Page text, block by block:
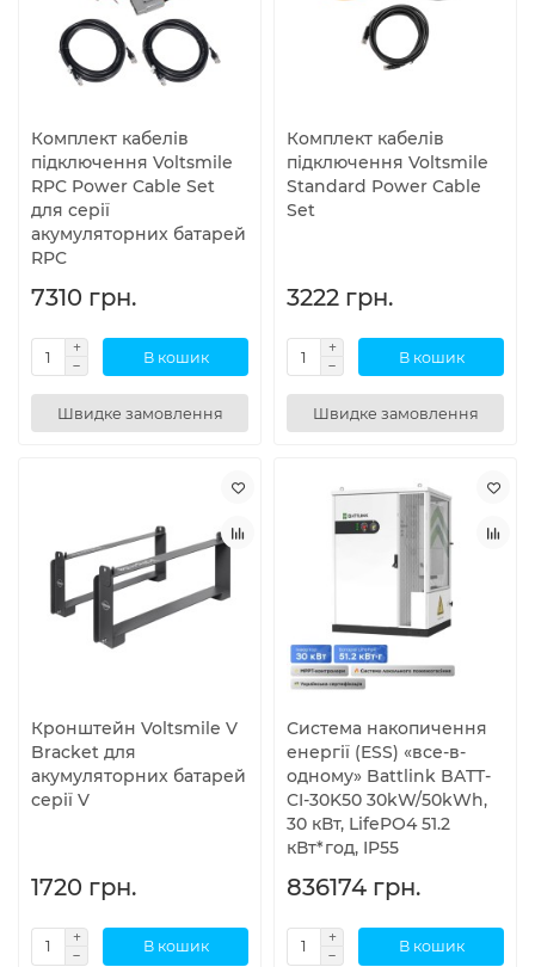
Комплект кабелів
підключення Voltsmile
RPC Power Cable Set
для серії
акумуляторних батарей
RPC
7310 грн.
В кошик
Швидке замовлення
Комплект кабелів
підключення Voltsmile
Standard Power Cable
Set
3222 грн.
В кошик
Швидке замовлення
Кронштейн Voltsmile V
Bracket для
акумуляторних батарей
серії V
1720 грн.
В кошик
Система накопичення
енергії (ESS) «все-в-
одному» Battlink BATT-
CI-30K50 30kW/50kWh,
30 кВт, LifePO4 51.2
кВт*год, IP55
836174 грн.
В кошик